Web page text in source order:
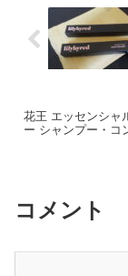
花王 エッセンシャ
ー シャンプー・コ
コメント